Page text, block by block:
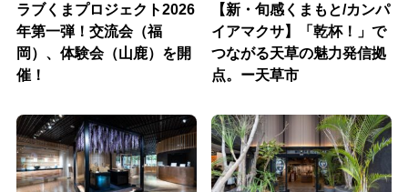
ラブくまプロジェクト2026
年第一弾！交流会（福
岡）、体験会（山鹿）を開
催！
【新・旬感くまもと/カンパ
イアマクサ】「乾杯！」で
つながる天草の魅力発信拠
点。ー天草市